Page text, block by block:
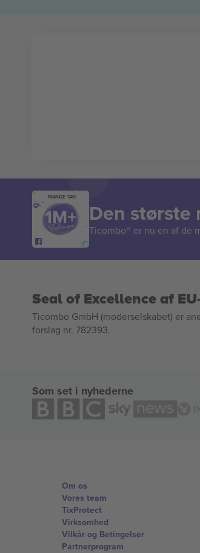
MANGE TAK!
Den største
Ticombo® er nu en af de
Seal of Excellence af
Ticombo GmbH (moderselskabet) er
forslag nr. 782393.
Som set i nyhederne
Om os
Vores team
TixProtect
Virksomhed
Vilkår og Betingelser
Partnerprogram